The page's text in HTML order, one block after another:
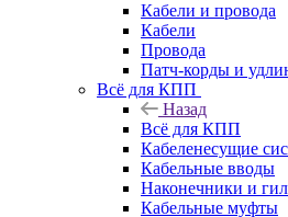
Кабели и провода
Кабели
Провода
Патч-корды и
Всё для КПП
Назад
Всё для КПП
Кабеленесущие
Кабельные вводы
Наконечники и
Кабельные муфты